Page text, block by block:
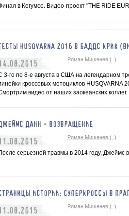
в Кегумсе. Видео-проект "THE RIDE
HUSQVARNA 2016 В БАДДС КРИК
Роман Мишенев (_)
3-го по 8-е августа в США на легендарном
кроссовых мотоциклов HUSQVARNA
видео от наших заокеанских коллег.
ДАНН - ВОЗВРАЩЕНИЕ
Роман Мишенев (_)
серьезной травмы в 2014 году, Джеймс
ИСТОРИИ: СУПЕРКРОССЫ В
Роман Мишенев (_)